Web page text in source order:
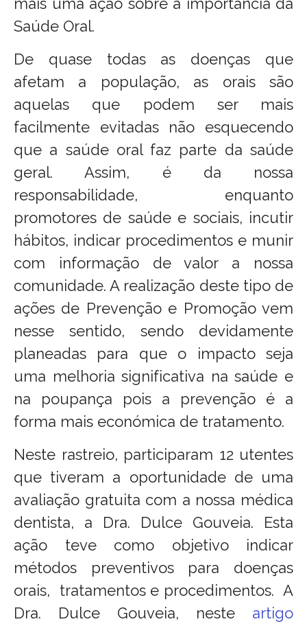
Saúde Oral.
De quase todas as doenças que
afetam a população, as orais são
aquelas que podem ser mais
facilmente evitadas não esquecendo
que a saúde oral faz parte da saúde
geral. Assim, é da nossa
responsabilidade, enquanto
promotores de saúde e sociais, incutir
hábitos, indicar procedimentos e munir
com informação de valor a nossa
comunidade. A realização deste tipo de
ações de Prevenção e Promoção vem
nesse sentido, sendo devidamente
planeadas para que o impacto seja
uma melhoria significativa na saúde e
na poupança pois a prevenção é a
forma mais económica de tratamento.
Neste rastreio, participaram 12 utentes
que tiveram a oportunidade de uma
avaliação gratuita com a nossa médica
dentista, a Dra. Dulce Gouveia. Esta
ação teve como objetivo indicar
métodos preventivos para doenças
orais, tratamentos e procedimentos. A
Dra. Dulce Gouveia, neste artigo